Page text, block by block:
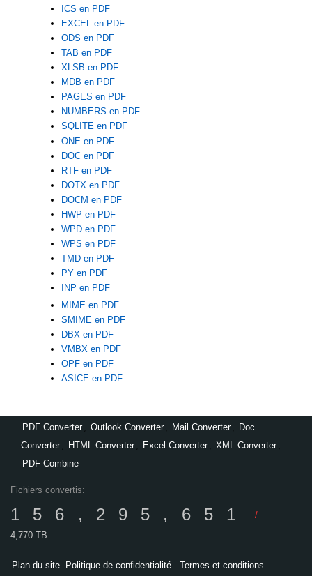
ICS en PDF
EXCEL en PDF
ODS en PDF
TAB en PDF
XLSB en PDF
MDB en PDF
PAGES en PDF
NUMBERS en PDF
SQLITE en PDF
ONE en PDF
DOC en PDF
RTF en PDF
DOTX en PDF
DOCM en PDF
HWP en PDF
WPD en PDF
WPS en PDF
TMD en PDF
PY en PDF
INP en PDF
MIME en PDF
SMIME en PDF
DBX en PDF
VMBX en PDF
OPF en PDF
ASICE en PDF
PDF Converter Outlook Converter Mail Converter
Doc
Converter
HTML Converter Excel Converter XML Converter
PDF Combine
Fichiers convertis:
156,295,651
/
4,770 TB
Plan du site Politique de confidentialité Termes et conditions